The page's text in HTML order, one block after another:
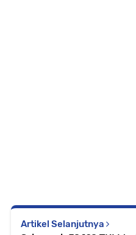
Artikel Selanjutnya